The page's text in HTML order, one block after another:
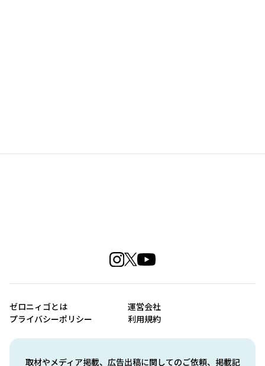
取材やメディア掲載、広告出稿に関してのご依頼、掲載記
ゼロニィゴとは
運営会社
プライバシーポリシー
利用規約